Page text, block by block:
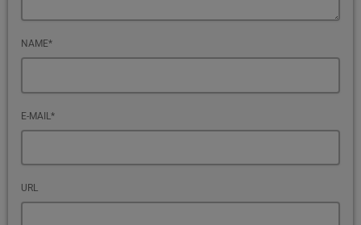
NAME*
E-MAIL*
URL